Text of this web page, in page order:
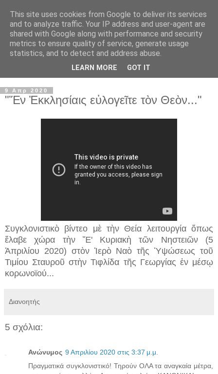
9 Απρ 2020
"Ἕν Ἐκκλησίαις εὐλογεῖτε τὸν Θεὸν..."
Συγκλονιστικὸ βίντεο μὲ τὴν Θεία λειτουργία ὅπως
ἔλαβε χώρα τὴν Ἔ' Κυριακὴ τῶν Νηστειῶν (5
Ἀπριλίου 2020) στὸν Ἱερὸ Ναὸ τῆς Ὑψώσεως τοῦ
Τιμίου Σταυροῦ στὴν Τιφλίδα τῆς Γεωργίας ἐν μέσῳ
κορωνοϊού...
Διανοητής
5 σχόλια:
Ανώνυμος 9 Απριλίου 2020 στις 3:37 μ.μ.
Πραγματικά συγκλονιστικό! Τηρούν ΟΛΑ τα αναγκαία μέτρα,
This site uses cookies from Google to deliver its services
and to analyze traffic. Your IP address and user-agent are
shared with Google along with performance and security
metrics to ensure quality of service, generate usage
statistics, and to detect and address abuse.
LEARN MORE GOT IT